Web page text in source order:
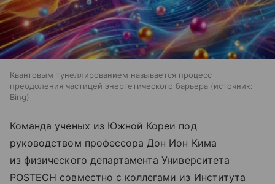
Квантовым тунеллированием называется процесс
преодоления частицей энергетического барьера
источник:
Bing
Команда ученых из Южной Кореи под
руководством профессора Дон Ион Кима
из физического департамента Университета
POSTECH совместно с коллегами из Института